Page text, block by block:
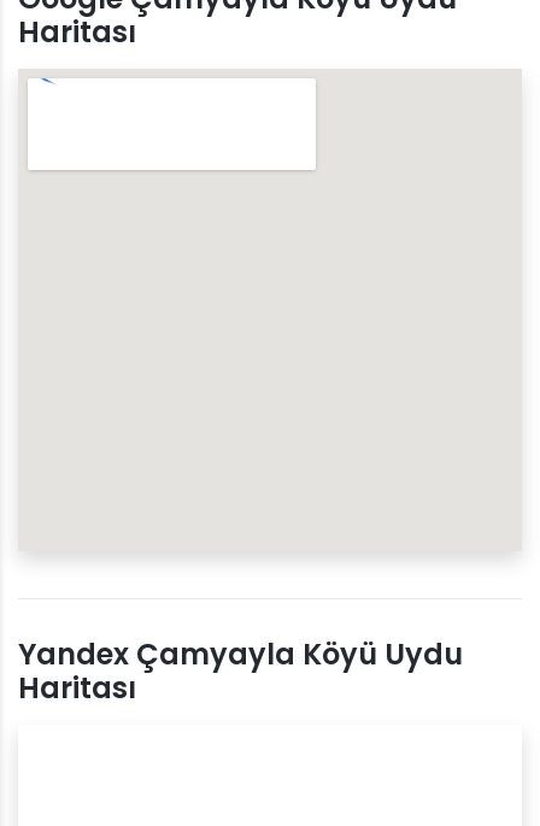
Haritası
Yandex Çamyayla Köyü Uydu
Haritası